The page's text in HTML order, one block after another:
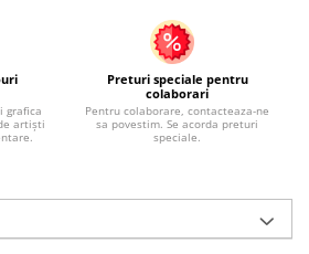
grafica
artiști
Preturi speciale pentru
colaborari
Pentru colaborare, contacteaza-ne
sa povestim. Se acorda preturi
speciale.